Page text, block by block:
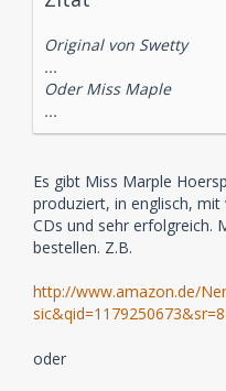
Original von Swetty
...
Oder Miss Maple
...
Es gibt Miss Marple
produziert, in englisch,
CDs und sehr erfolgreich.
bestellen. Z.B.
http://www.amazon.de/
oder